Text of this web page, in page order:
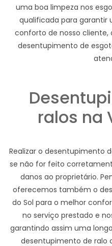
uma boa limpeza nos
qualificada para garantir
conforto de nosso cliente,
desentupimento de
ralos na
Realizar o desentupimento
se não for feito
danos ao proprietário.
oferecemos também o
do Sol para o melhor
no serviço prestado e
garantindo assim uma
desentupimento de ralo